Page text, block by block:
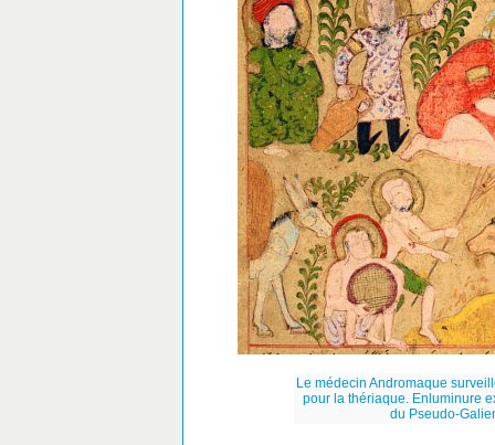
Le médecin Andromaque
pour la thériaque. Enluminure
du Pseudo-